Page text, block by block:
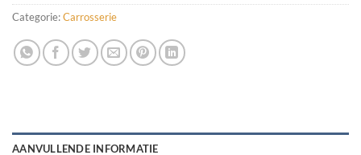
Categorie:Carrosserie
AANVULLENDE INFORMATIE